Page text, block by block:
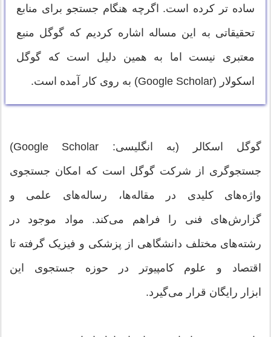
ساده ­تر کرده است. اگرچه هنگام جستجو برای منابع
تحقیقاتی به این مساله اشاره کردیم که گوگل منبع
معتبری نیست اما به همین دلیل است که گوگل
اسکولار (Google Scholar) به روی کار آمده است.
گوگل اسکالر (به انگلیسی: Google Scholar)
جستجوگری از شرکت گوگل است که امکان جستجوی
واژه‌های کلیدی در مقاله‌ها، رساله‌های علمی و
گزارش‌های فنی را فراهم می‌کند. مواد موجود در
رشته‌های مختلف دانشگاهی از پزشکی و فیزیک گرفته تا
اقتصاد و علوم کامپیوتر در حوزه جستجوی این
ابزار رایگان قرار می‌گیرد.